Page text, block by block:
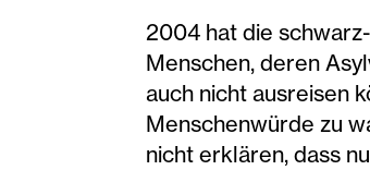
2004 hat die
Menschen, deren
auch nicht ausreisen
Menschenwürde zu
nicht erklären, dass